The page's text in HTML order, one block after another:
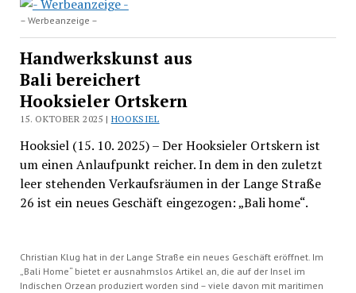
– Werbeanzeige –
Handwerkskunst aus
Bali bereichert
Hooksieler Ortskern
15. OKTOBER 2025 | HOOKSIEL
Hooksiel (15. 10. 2025) – Der Hooksieler Ortskern ist
um einen Anlaufpunkt reicher. In dem in den zuletzt
leer stehenden Verkaufsräumen in der Lange Straße
26 ist ein neues Geschäft eingezogen: „Bali home“.
Christian Klug hat in der Lange Straße ein neues Geschäft eröffnet. Im
„Bali Home“ bietet er ausnahmslos Artikel an, die auf der Insel im
Indischen Orzean produziert worden sind – viele davon mit maritimen